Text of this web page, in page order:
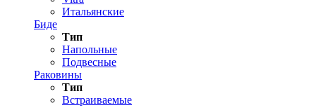
Итальянские
Биде
Тип
Напольные
Подвесные
Раковины
Тип
Встраиваемые